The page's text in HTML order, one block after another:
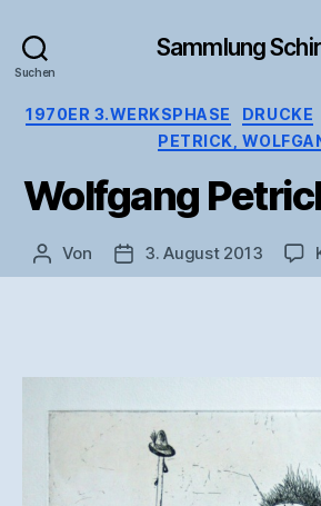
Suchen
Sammlung
1970ER 3.WERKSPHASE DRUCKE
PETRICK,
Wolfgang
Beitragsautor
Von Veröffentlichungsdatum
3. August 2013